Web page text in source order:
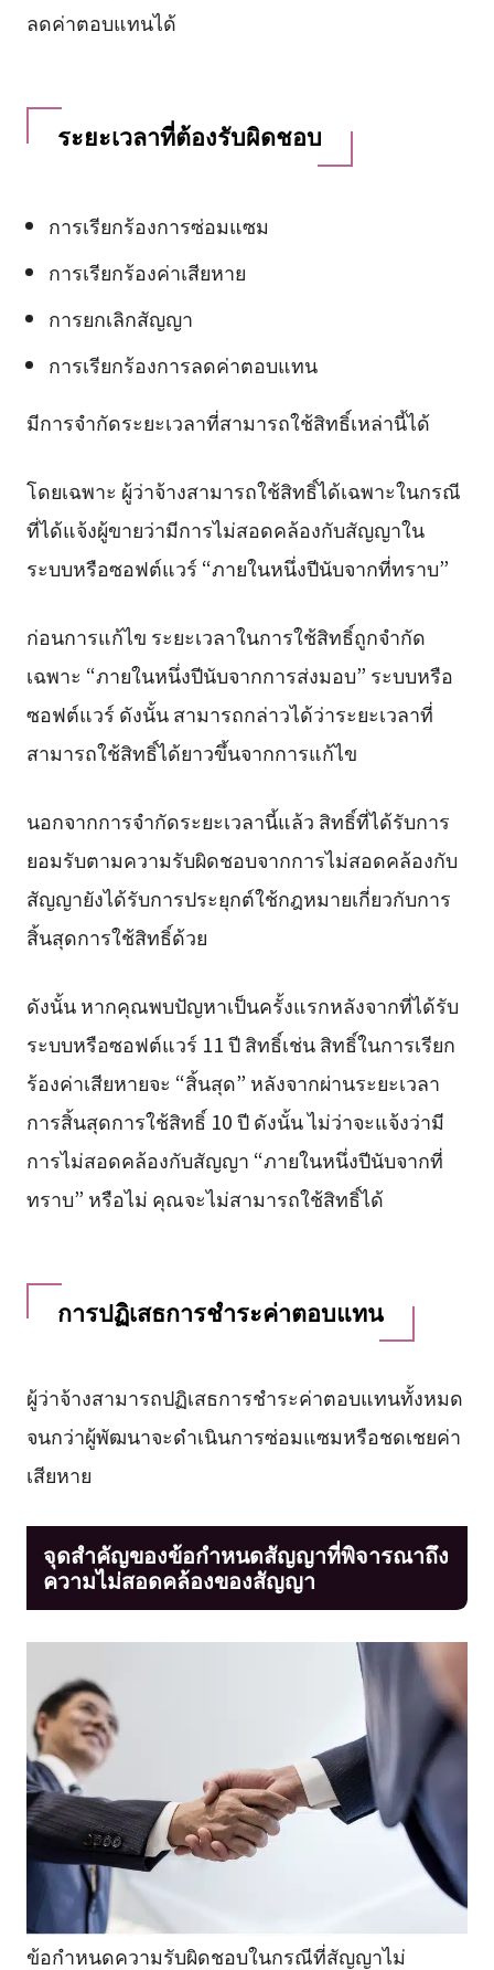
ลดค่าตอบแทนได้
ระยะเวลาที่ต้องรับผิดชอบ
การเรียกร้องการซ่อมแซม
การเรียกร้องค่าเสียหาย
การยกเลิกสัญญา
การเรียกร้องการลดค่าตอบแทน
มีการจำกัดระยะเวลาที่สามารถใช้สิทธิ์เหล่านี้ได้
โดยเฉพาะ ผู้ว่าจ้างสามารถใช้สิทธิ์ได้เฉพาะในกรณี
ที่ได้แจ้งผู้ขายว่ามีการไม่สอดคล้องกับสัญญาใน
ระบบหรือซอฟต์แวร์ “ภายในหนึ่งปีนับจากที่ทราบ”
ก่อนการแก้ไข ระยะเวลาในการใช้สิทธิ์ถูกจำกัด
เฉพาะ “ภายในหนึ่งปีนับจากการส่งมอบ” ระบบหรือ
ซอฟต์แวร์ ดังนั้น สามารถกล่าวได้ว่าระยะเวลาที่
สามารถใช้สิทธิ์ได้ยาวขึ้นจากการแก้ไข
นอกจากการจำกัดระยะเวลานี้แล้ว สิทธิ์ที่ได้รับการ
ยอมรับตามความรับผิดชอบจากการไม่สอดคล้องกับ
สัญญายังได้รับการประยุกต์ใช้กฎหมายเกี่ยวกับการ
สิ้นสุดการใช้สิทธิ์ด้วย
ดังนั้น หากคุณพบปัญหาเป็นครั้งแรกหลังจากที่ได้รับ
ระบบหรือซอฟต์แวร์ 11 ปี สิทธิ์เช่น สิทธิ์ในการเรียก
ร้องค่าเสียหายจะ “สิ้นสุด” หลังจากผ่านระยะเวลา
การสิ้นสุดการใช้สิทธิ์ 10 ปี ดังนั้น ไม่ว่าจะแจ้งว่ามี
การไม่สอดคล้องกับสัญญา “ภายในหนึ่งปีนับจากที่
ทราบ” หรือไม่ คุณจะไม่สามารถใช้สิทธิ์ได้
การปฏิเสธการชำระค่าตอบแทน
ผู้ว่าจ้างสามารถปฏิเสธการชำระค่าตอบแทนทั้งหมด
จนกว่าผู้พัฒนาจะดำเนินการซ่อมแซมหรือชดเชยค่า
เสียหาย
จุดสำคัญของข้อกำหนดสัญญาที่พิจารณาถึง
ความไม่สอดคล้องของสัญญา
ข้อกำหนดความรับผิดชอบในกรณีที่สัญญาไม่